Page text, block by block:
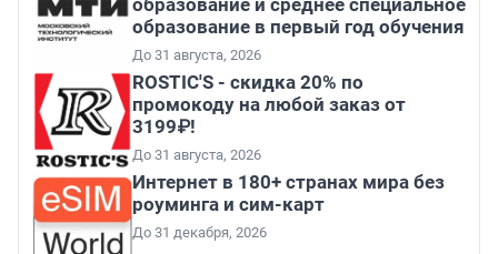
образование и среднее специальное
образование в первый год обучения
До 31 августа, 2026
ROSTIC'S - скидка 20% по
промокоду на любой заказ от
3199₽!
До 31 августа, 2026
Интернет в 180+ странах мира без
роуминга и сим-карт
До 31 декабря, 2026